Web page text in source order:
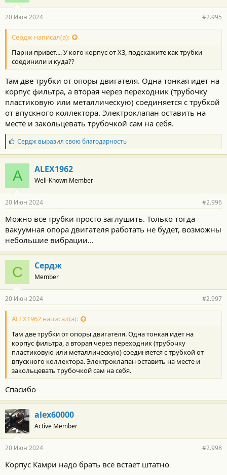
20 Июн 2024 #2.995
Сердж написал(а):
Парни привет.... У кого корпус от Х3, подскажите как трубки
соединили и куда??
Там две трубки от опоры двигателя. Одна тонкая идет на
корпус фильтра, а вторая через переходник (трубочку
пластиковую или металлическую) соединяется с трубкой
от впускного коллектора. Электроклапан оставить на
месте и закольцевать трубочкой сам на себя.
Б
л
а
г
о
д
а
н
с
т
и
Серджвыразил свою благодарность
A ALEX1962
Well-Known Member
20 Июн 2024 #2.996
Можно все трубки просто заглушить. Только тогда
вакуумная опора двигателя работать не будет, возможны
небольшие вибрации...
С Сердж
Member
20 Июн 2024 #2.997
ALEX1962 написал(а):
Там две трубки от опоры двигателя. Одна тонкая идет на
корпус фильтра, а вторая через переходник (трубочку
пластиковую или металлическую) соединяется с трубкой от
впускного коллектора. Электроклапан оставить на месте и
закольцевать трубочкой сам на себя.
Спасибо
alex60000
Active Member
20 Июн 2024 #2.998
Корпус Камри надо брать всё встает штатно